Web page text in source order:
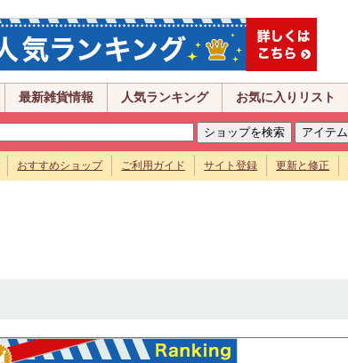
最新雑貨情報 人気ランキング お気に入りリスト
おすすめショップ ご利用ガイド サイト登録 更新と修正